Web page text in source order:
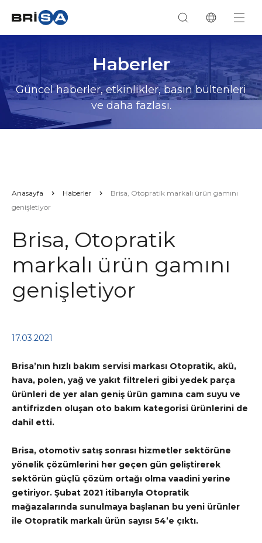
Haberler
Güncel haberler, etkinlikler, basın bültenleri
ve daha fazlası.
Anasayfa Haberler
Brisa, Otopratik markalı ürün gamını
genişletiyor
Brisa, Otopratik
markalı ürün gamını
genişletiyor
17.03.2021
Brisa’nın hızlı bakım servisi markası Otopratik, akü,
hava, polen, yağ ve yakıt filtreleri gibi yedek parça
ürünleri de yer alan geniş ürün gamına cam suyu ve
antifrizden oluşan oto bakım kategorisi ürünlerini de
dahil etti.
Brisa, otomotiv satış sonrası hizmetler sektörüne
yönelik çözümlerini her geçen gün geliştirerek
sektörün güçlü çözüm ortağı olma vaadini yerine
getiriyor. Şubat 2021 itibarıyla Otopratik
mağazalarında sunulmaya başlanan bu yeni ürünler
ile Otopratik markalı ürün sayısı 54’e çıktı.